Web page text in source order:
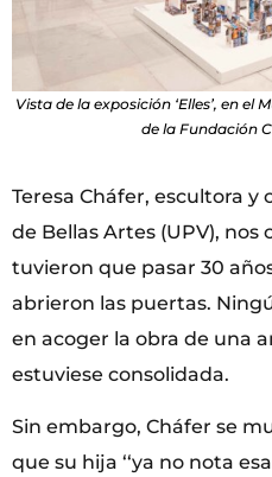
Vista de la exposición ‘Elles’, en
de la Fundación
Teresa Cháfer, escultora
de Bellas Artes (UPV), nos
tuvieron que pasar 30
abrieron las puertas.
en acoger la obra de una
estuviese consolidada.
Sin embargo, Cháfer se
que su hija ‘‘ya no nota